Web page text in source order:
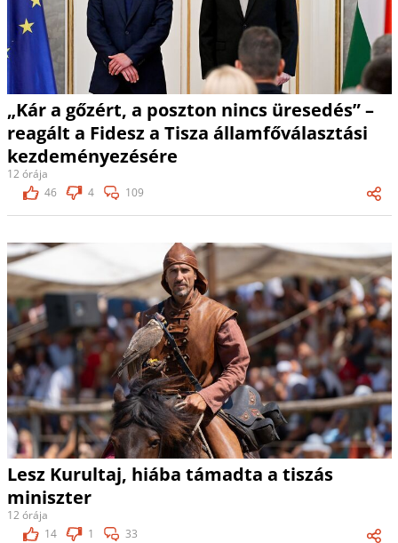
„Kár a gőzért, a poszton nincs üresedés” –
reagált a Fidesz a Tisza államfőválasztási
kezdeményezésére
12 órája
46
4 109
Lesz Kurultaj, hiába támadta a tiszás
miniszter
12 órája
14
1 33